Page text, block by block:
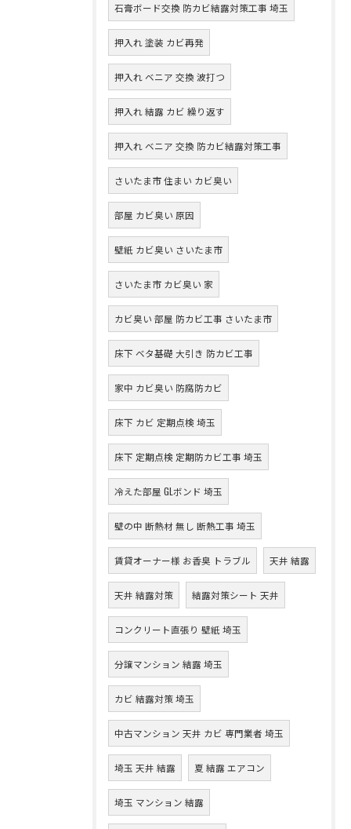
石膏ボード交換 防カビ結露対策工事 埼玉
押入れ 塗装 カビ再発
押入れ ベニア 交換 波打つ
押入れ 結露 カビ 繰り返す
押入れ ベニア 交換 防カビ結露対策工事
さいたま市 住まい カビ臭い
部屋 カビ臭い 原因
壁紙 カビ臭い さいたま市
さいたま市 カビ臭い 家
カビ臭い 部屋 防カビ工事 さいたま市
床下 ベタ基礎 大引き 防カビ工事
家中 カビ臭い 防腐防カビ
床下 カビ 定期点検 埼玉
床下 定期点検 定期防カビ工事 埼玉
冷えた部屋 GLボンド 埼玉
壁の中 断熱材 無し 断熱工事 埼玉
賃貸オーナー様 お香臭 トラブル 天井 結露
天井 結露対策 結露対策シート 天井
コンクリート直張り 壁紙 埼玉
分譲マンション 結露 埼玉
カビ 結露対策 埼玉
中古マンション 天井 カビ 専門業者 埼玉
埼玉 天井 結露 夏 結露 エアコン
埼玉 マンション 結露